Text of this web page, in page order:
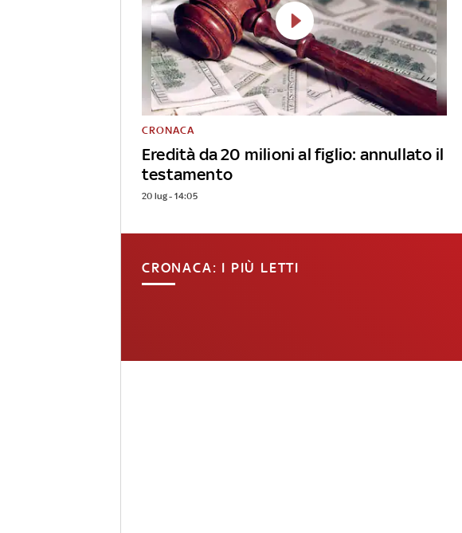
Eredità da 20 milioni al figlio: annullato il
testamento
CRONACA
20 lug - 14:05
CRONACA: I PIÙ LETTI